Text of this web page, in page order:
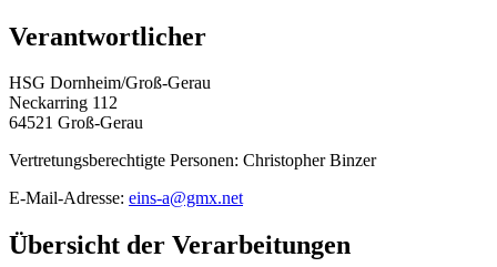
Verantwortlicher
HSG Dornheim/Groß-Gerau
Neckarring 112
64521 Groß-Gerau
Vertretungsberechtigte Personen: Christopher Binzer
E-Mail-Adresse: eins-a@gmx.net
Übersicht der Verarbeitungen